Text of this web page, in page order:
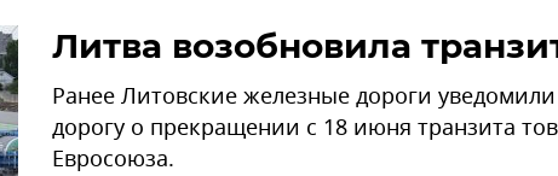
Литва возобновила
Ранее Литовские железные дороги
дорогу о прекращении с 18 июня транзита
Евросоюза.